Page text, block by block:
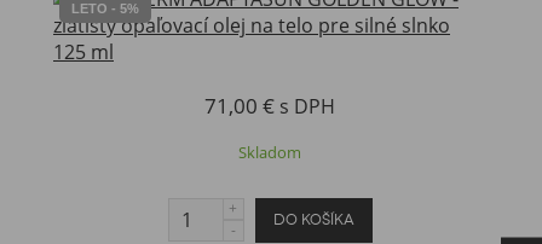
LETO - 5%
71,00 € s DPH
Skladom